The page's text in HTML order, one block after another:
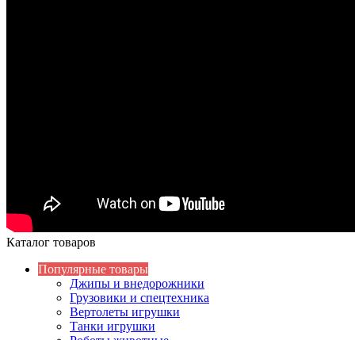
Каталог товаров
Популярные товары
Джипы и внедорожники
Грузовики и спецтехника
Вертолеты игрушки
Танки игрушки